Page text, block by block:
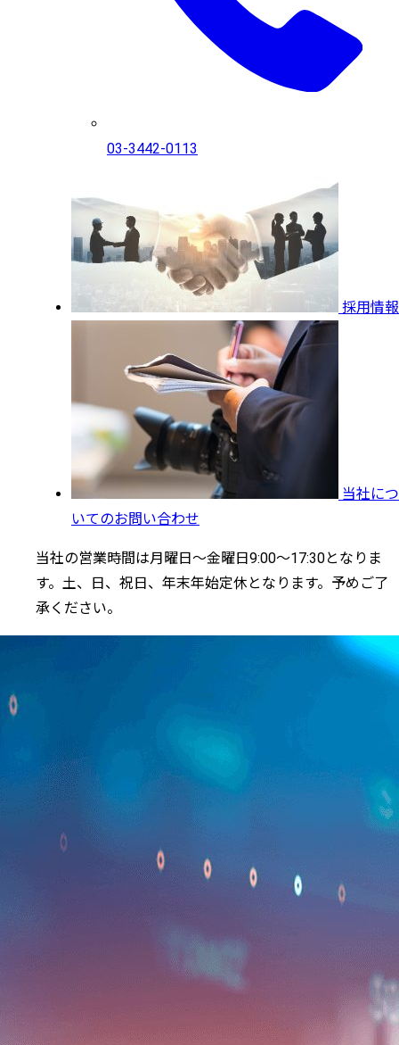
03-3442-0113
採用情報
当社につ
いてのお問い合わせ
当社の営業時間は月曜日～金曜日9:00～17:30となりま
す。土、日、祝日、年末年始定休となります。予めご了
承ください。